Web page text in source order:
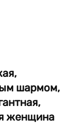
шармом,
женщина